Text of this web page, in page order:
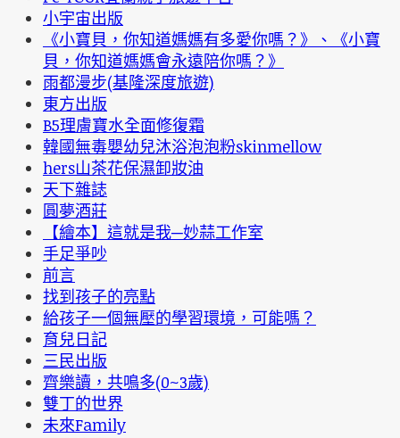
小宇宙出版
《小寶貝，你知道媽媽有多愛你嗎？》、《小寶
貝，你知道媽媽會永遠陪你嗎？》
雨都漫步(基隆深度旅遊)
東方出版
B5理膚寶水全面修復霜
韓國無毒嬰幼兒沐浴泡泡粉skinmellow
hers山茶花保濕卸妝油
天下雜誌
圓夢酒莊
【繪本】這就是我─妙蒜工作室
手足爭吵
前言
找到孩子的亮點
給孩子一個無壓的學習環境，可能嗎？
育兒日記
三民出版
齊樂讀，共鳴多(0~3歲)
雙丁的世界
未來Family